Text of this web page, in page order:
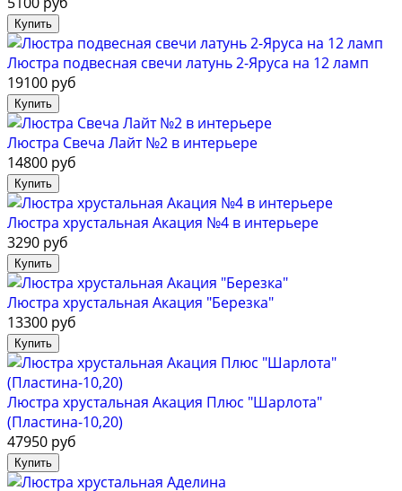
Люстра подвесная свечи латунь 2-Яруса на 12 ламп
19100 руб
Люстра Свеча Лайт №2 в интерьере
14800 руб
Люстра хрустальная Акация №4 в интерьере
3290 руб
Люстра хрустальная Акация "Березка"
13300 руб
Люстра хрустальная Акация Плюс "Шарлота"
(Пластина-10,20)
47950 руб